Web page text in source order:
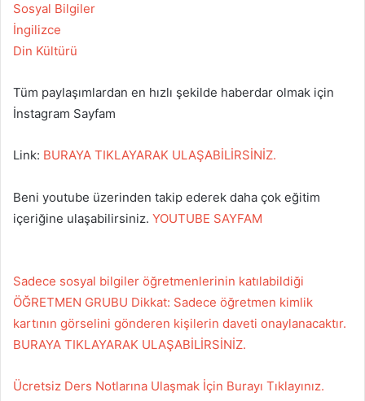
Sosyal Bilgiler
İngilizce
Din Kültürü
Tüm paylaşımlardan en hızlı şekilde haberdar olmak için
İnstagram Sayfam
Link: BURAYA TIKLAYARAK ULAŞABİLİRSİNİZ.
Beni youtube üzerinden takip ederek daha çok eğitim
içeriğine ulaşabilirsiniz. YOUTUBE SAYFAM
Sadece sosyal bilgiler öğretmenlerinin katılabildiği
ÖĞRETMEN GRUBU Dikkat: Sadece öğretmen kimlik
kartının görselini gönderen kişilerin daveti onaylanacaktır.
BURAYA TIKLAYARAK ULAŞABİLİRSİNİZ.
Ücretsiz Ders Notlarına Ulaşmak İçin Burayı Tıklayınız.